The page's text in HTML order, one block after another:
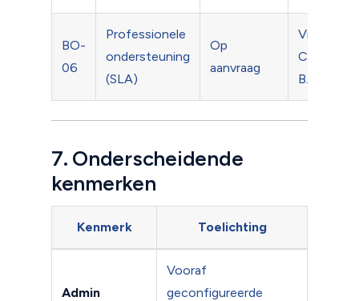
BO-
06
Professionele
ondersteuning
(SLA)
Op
aanvraag
Via
B.V.
7. Onderscheidende
kenmerken
Kenmerk Toelichting
Admin
Vooraf
geconfigureerde